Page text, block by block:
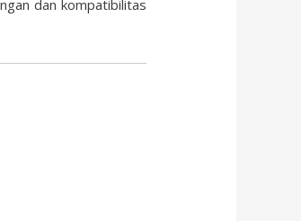
dan kompatibilitas